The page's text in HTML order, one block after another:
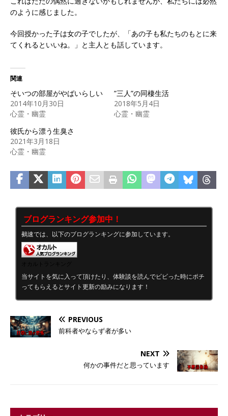
のように感じました。
今回授かった子は女の子でしたが、「あの子も私たちのもとに来
てくれるといいね。」と主人とも話しています。
関連
そいつの部屋がやばいらしい
2014年10月30日
心霊・幽霊
”三人”の同棲生活
2018年5月4日
心霊・幽霊
彼氏から漂う生臭さ
2021年3月18日
心霊・幽霊
ブログランキング参加中！
鵺速では、以下のブログランキングに参加しています。
当サイトを気に入って頂けたり、体験談を読んでビビった時にポチ
ってもらえるとサイト更新の励みになります！
PREVIOUS
前科者やならず者が多い
NEXT
何かの事件だと思っています